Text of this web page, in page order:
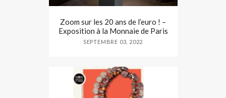
Zoom sur les 20 ans de l’euro ! –
Exposition à la Monnaie de Paris
SEPTEMBRE 03, 2022